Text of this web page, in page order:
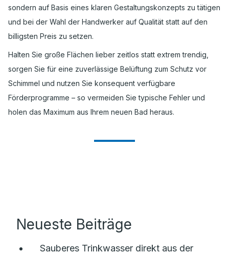
sondern auf Basis eines klaren Gestaltungskonzepts zu tätigen
und bei der Wahl der Handwerker auf Qualität statt auf den
billigsten Preis zu setzen.
Halten Sie große Flächen lieber zeitlos statt extrem trendig,
sorgen Sie für eine zuverlässige Belüftung zum Schutz vor
Schimmel und nutzen Sie konsequent verfügbare
Förderprogramme – so vermeiden Sie typische Fehler und
holen das Maximum aus Ihrem neuen Bad heraus.
Neueste Beiträge
Sauberes Trinkwasser direkt aus der